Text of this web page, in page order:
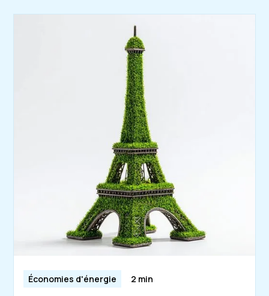
Économies d'énergie 2 min